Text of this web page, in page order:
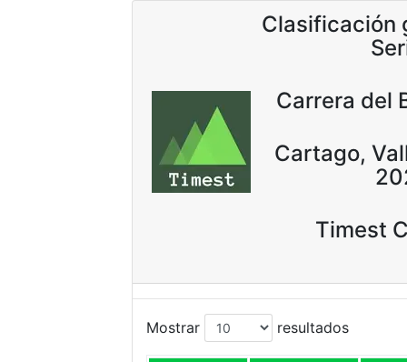
Clasificación
Carrera del
Cartago,
Timest
Mostrar resultados